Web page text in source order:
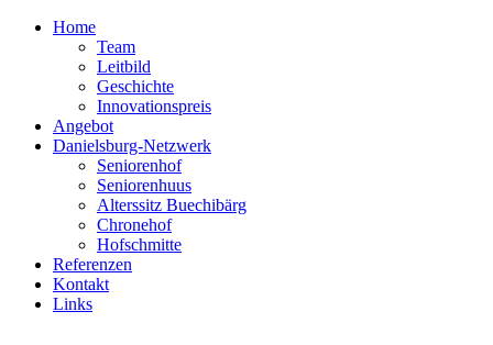
Home
Team
Leitbild
Geschichte
Innovationspreis
Angebot
Danielsburg-Netzwerk
Seniorenhof
Seniorenhuus
Alterssitz Buechibärg
Chronehof
Hofschmitte
Referenzen
Kontakt
Links